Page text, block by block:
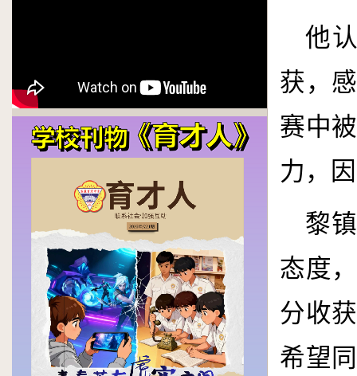
他
获，
赛中
力，
黎
态度
分收
希望